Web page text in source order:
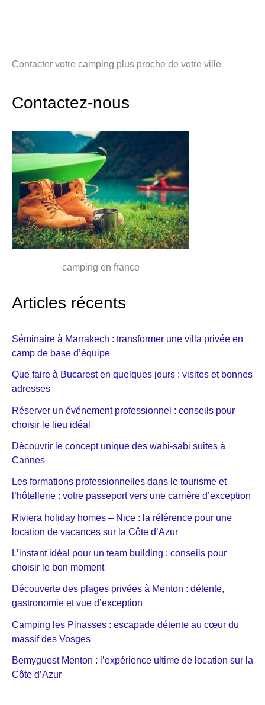
Contacter votre camping plus proche de votre ville
Contactez-nous
camping en france
Articles récents
Séminaire à Marrakech : transformer une villa privée en
camp de base d’équipe
Que faire à Bucarest en quelques jours : visites et bonnes
adresses
Réserver un événement professionnel : conseils pour
choisir le lieu idéal
Découvrir le concept unique des wabi-sabi suites à
Cannes
Les formations professionnelles dans le tourisme et
l’hôtellerie : votre passeport vers une carrière d’exception
Riviera holiday homes – Nice : la référence pour une
location de vacances sur la Côte d’Azur
L’instant idéal pour un team building : conseils pour
choisir le bon moment
Découverte des plages privées à Menton : détente,
gastronomie et vue d’exception
Camping les Pinasses : escapade détente au cœur du
massif des Vosges
Bemyguest Menton : l’expérience ultime de location sur la
Côte d’Azur